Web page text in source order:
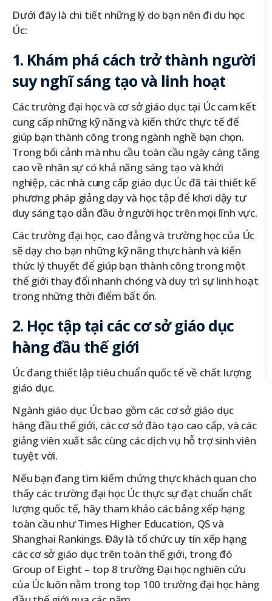
Dưới đây là chi tiết những lý do bạn nên đi du học
Úc:
1. Khám phá cách trở thành người
suy nghĩ sáng tạo và linh hoạt
Các trường đại học và cơ sở giáo dục tại Úc cam kết
cung cấp những kỹ năng và kiến thức thực tế để
giúp bạn thành công trong ngành nghề bạn chọn.
Trong bối cảnh mà nhu cầu toàn cầu ngày càng tăng
cao về nhân sự có khả năng sáng tạo và khởi
nghiệp, các nhà cung cấp giáo dục Úc đã tái thiết kế
phương pháp giảng dạy và học tập để khơi dậy tư
duy sáng tạo dẫn đầu ở người học trên mọi lĩnh vực.
Các trường đại học, cao đẳng và trường học của Úc
sẽ dạy cho bạn những kỹ năng thực hành và kiến
thức lý thuyết để giúp bạn thành công trong một
thế giới thay đổi nhanh chóng và duy trì sự linh hoạt
trong những thời điểm bất ổn.
2. Học tập tại các cơ sở giáo dục
hàng đầu thế giới
Úc đang thiết lập tiêu chuẩn quốc tế về chất lượng
giáo dục.
Ngành giáo dục Úc bao gồm các cơ sở giáo dục
hàng đầu thế giới, các cơ sở đào tạo cao cấp, và các
giảng viên xuất sắc cùng các dịch vụ hỗ trợ sinh viên
tuyệt vời.
Nếu bạn đang tìm kiếm chứng thực khách quan cho
thấy các trường đại học Úc thực sự đạt chuẩn chất
lượng quốc tế, hãy tham khảo các bảng xếp hạng
toàn cầu như Times Higher Education, QS và
Shanghai Rankings. Đây là tổ chức uy tín xếp hạng
các cơ sở giáo dục trên toàn thế giới, trong đó
Group of Eight – top 8 trường Đại học nghiên cứu
của Úc luôn nằm trong top 100 trường đại học hàng